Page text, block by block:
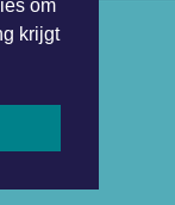
om
krijgt